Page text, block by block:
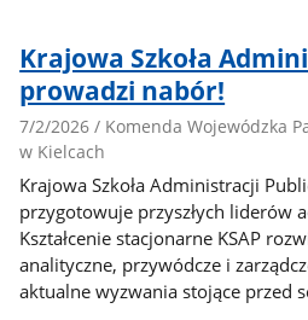
Krajowa Szkoła
prowadzi nabór!
7/2/2026 / Komenda Wojewódzka Państwowej Straży Pożarnej
w Kielcach
Krajowa Szkoła Administracji
przygotowuje przyszłych liderów
Kształcenie stacjonarne KSAP
analityczne, przywódcze i
aktualne wyzwania stojące przed